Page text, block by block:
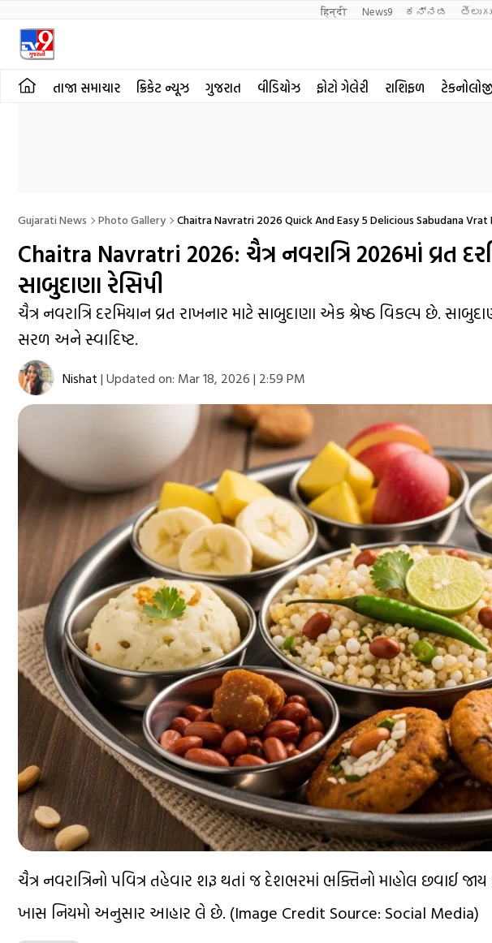
हिन्दी News9 ಕನ್ನಡ తెలుగు
તાજા સમાચાર ક્રિકેટ ન્યૂઝ ગુજરાત વીડિયોઝ ફોટો ગેલેરી રાશિફળ
Gujarati News Photo Gallery Chaitra Navratri 2026 Quick And Easy 5 Delicious Sabudana
Chaitra Navratri 2026: ચૈત્ર નવરાત્રિ 2026માં વ્રત
સાબુદાણા રેસિપી
ચૈત્ર નવરાત્રિ દરમિયાન વ્રત રાખનાર માટે સાબુદાણા એક શ્રેષ્ઠ વિકલ્પ છે.
સરળ અને સ્વાદિષ્ટ.
Nishat | Updated on: Mar 18, 2026 | 2:59 PM
ચૈત્ર નવરાત્રિનો પવિત્ર તહેવાર શરૂ થતાં જ દેશભરમાં ભક્તિનો માહોલ
ખાસ નિયમો અનુસાર આહાર લે છે. (Image Credit Source: Social Media)